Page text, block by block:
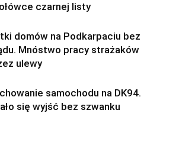
czarnej listy
domów na Podkarpaciu bez
Mnóstwo pracy strażaków
ulewy
samochodu na DK94.
się wyjść bez szwanku